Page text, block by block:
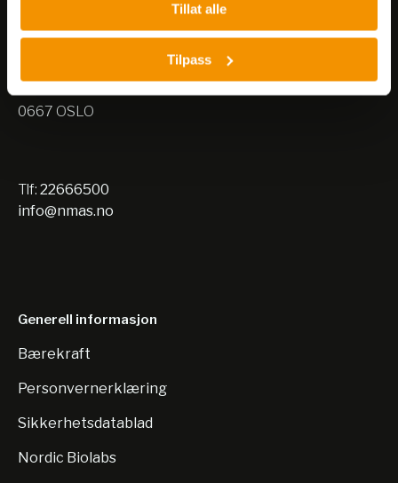
Tillat alle
Tilpass
Nils Hansens vei 8
0667 OSLO
Tlf: 22666500
info@nmas.no
Generell informasjon
Bærekraft
Personvernerklæring
Sikkerhetsdatablad
Nordic Biolabs